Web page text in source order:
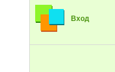
Вход